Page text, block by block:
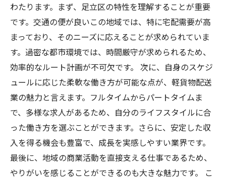
わたります。まず、足立区の特性を理解することが重要
です。交通の便が良いこの地域では、特に宅配需要が高
まっており、そのニーズに応えることが求められていま
す。過密な都市環境では、時間厳守が求められるため、
効率的なルート計画が不可欠です。 次に、自身のスケジ
ュールに応じた柔軟な働き方が可能な点が、軽貨物配送
業の魅力と言えます。フルタイムからパートタイムま
で、多様な求人があるため、自分のライフスタイルに合
った働き方を選ぶことができます。さらに、安定した収
入を得る機会も豊富で、成長を実感しやすい業界です。
最後に、地域の商業活動を直接支える仕事であるため、
やりがいを感じることができるのも大きな魅力です。 こ